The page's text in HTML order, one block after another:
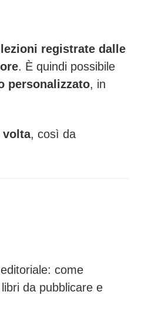
lezioni registrate dalle
. È quindi possibile
personalizzato, in
volta, così da
come
da pubblicare e